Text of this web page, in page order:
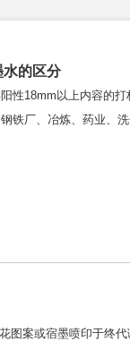
水的区分
性18mm以上内容的
铁厂、冶炼、药业、
案或宿墨喷印于终